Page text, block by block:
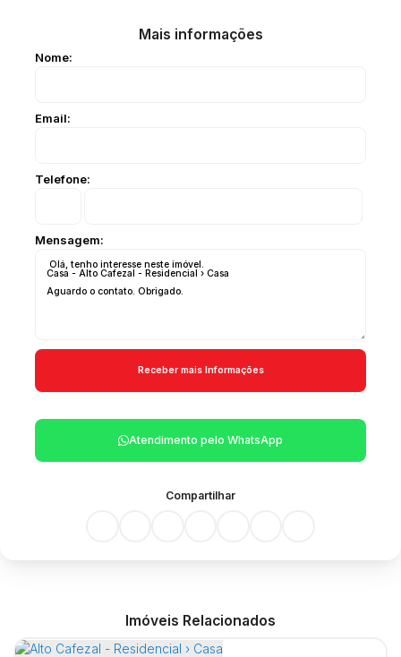
Mais informações
Nome:
Email:
Telefone:
Mensagem:
Atendimento pelo WhatsApp
Compartilhar
Imóveis Relacionados